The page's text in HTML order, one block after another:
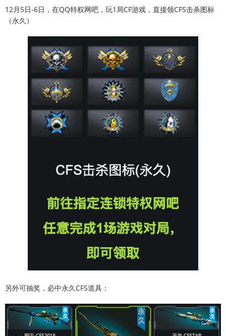
12月5日-6日，在QQ特权网吧，玩1局CF游戏，直接领CFS击杀图标
（永久）
另外可抽奖，必中永久CFS道具：